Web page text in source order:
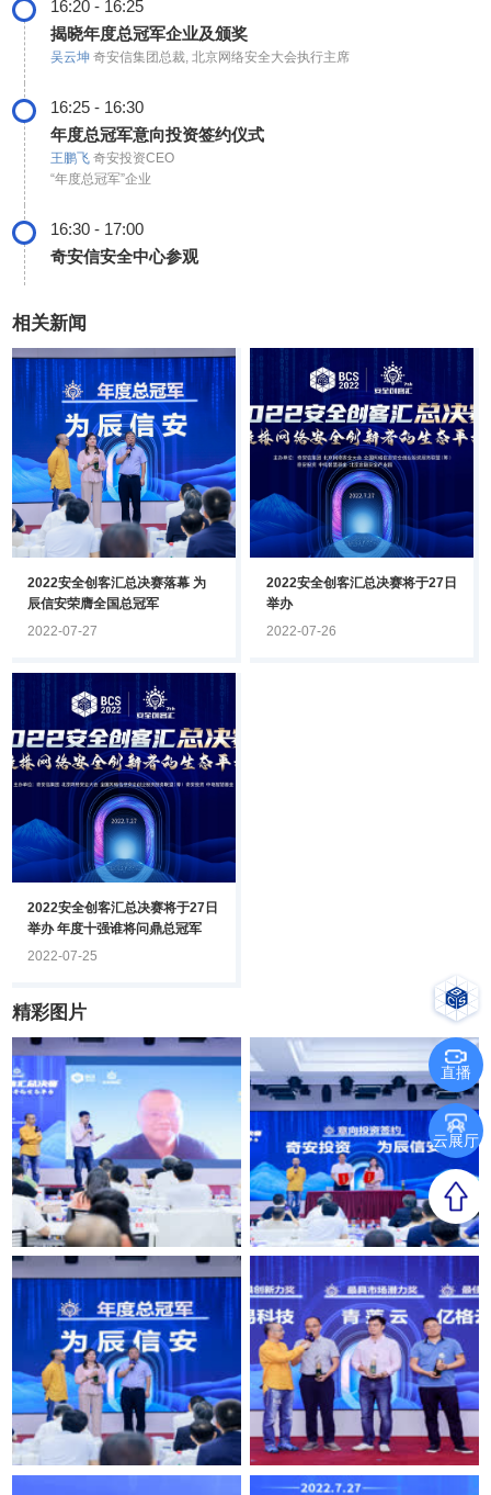
16:20 - 16:25
揭晓年度总冠军企业及颁奖
吴云坤奇安信集团总裁, 北京网络安全大会执行主席
16:25 - 16:30
年度总冠军意向投资签约仪式
王鹏飞奇安投资CEO
“年度总冠军”企业
16:30 - 17:00
奇安信安全中心参观
相关新闻
2022安全创客汇总决赛落幕 为
辰信安荣膺全国总冠军
2022-07-27
2022安全创客汇总决赛将于27日
举办
2022-07-26
2022安全创客汇总决赛将于27日
举办 年度十强谁将问鼎总冠军
2022-07-25
精彩图片
直播
云展厅